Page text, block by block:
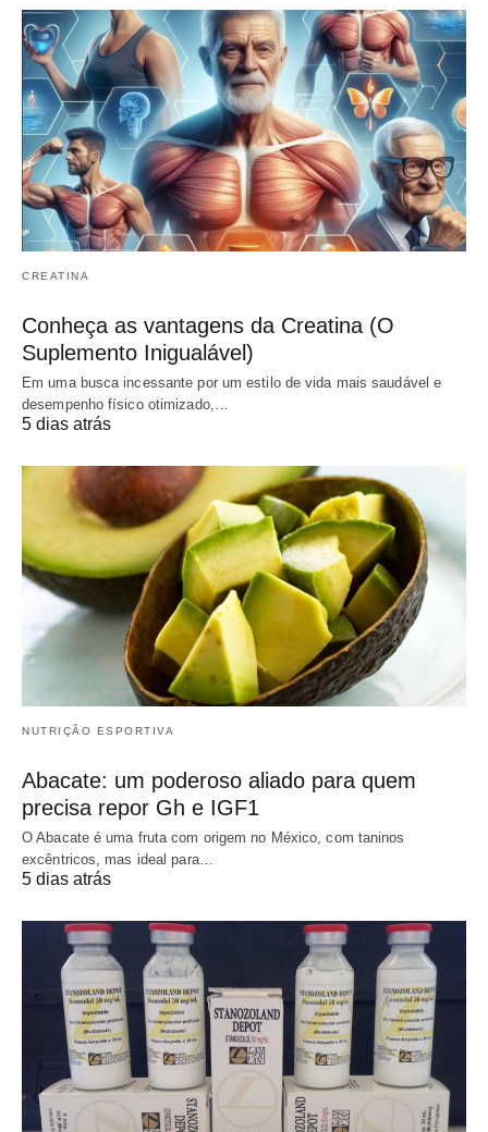
CREATINA
Conheça as vantagens da Creatina (O
Suplemento Inigualável)
Em uma busca incessante por um estilo de vida mais saudável e
desempenho físico otimizado,…
5 dias atrás
NUTRIÇÃO ESPORTIVA
Abacate: um poderoso aliado para quem
precisa repor Gh e IGF1
O Abacate é uma fruta com origem no México, com taninos
excêntricos, mas ideal para…
5 dias atrás